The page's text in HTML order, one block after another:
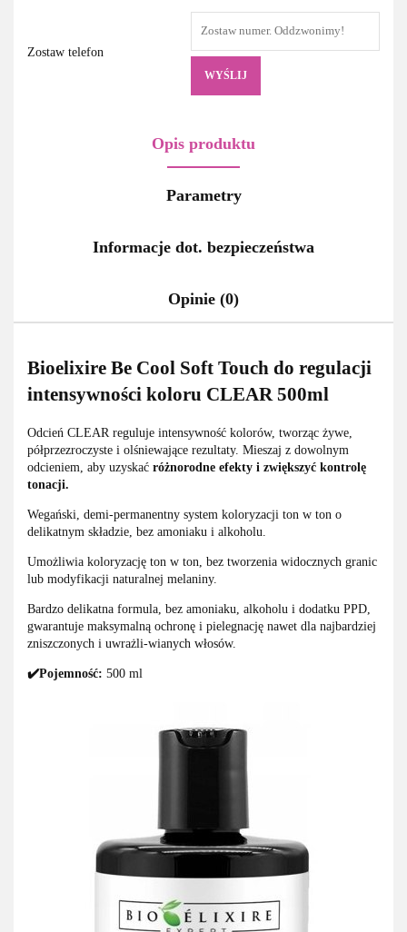
Zostaw telefon
WYŚLIJ
Opis produktu
Parametry
Informacje dot. bezpieczeństwa
Opinie (0)
Bioelixire Be Cool Soft Touch do regulacji
intensywności koloru CLEAR 500ml
Odcień CLEAR reguluje intensywność kolorów, tworząc żywe,
półprzezroczyste i olśniewające rezultaty. Mieszaj z dowolnym
odcieniem, aby uzyskać różnorodne efekty i zwiększyć kontrolę
tonacji.
Wegański, demi-permanentny system koloryzacji ton w ton o
delikatnym składzie, bez amoniaku i alkoholu.
Umożliwia koloryzację ton w ton, bez tworzenia widocznych granic
lub modyfikacji naturalnej melaniny.
Bardzo delikatna formula, bez amoniaku, alkoholu i dodatku PPD,
gwarantuje maksymalną ochronę i pielegnację nawet dla najbardziej
zniszczonych i uwrażli-wianych włosów.
✔️Pojemność: 500 ml